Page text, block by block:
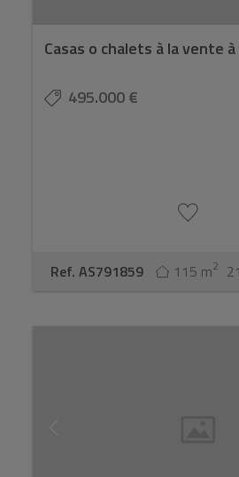
Casas o chalets à la vente à
495.000 €
Ref. AS791859 115 m2